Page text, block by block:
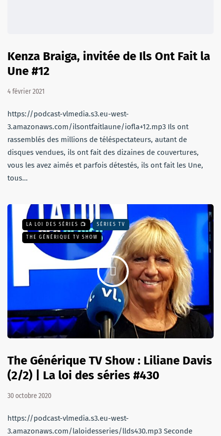
Kenza Braiga, invitée de Ils Ont Fait la
Une #12
4 février 2021
https://podcast-vlmedia.s3.eu-west-
3.amazonaws.com/ilsontfaitlaune/iofla+12.mp3 Ils ont
rassemblés des millions de téléspectateurs, autant de
disques vendues, ils ont fait des dizaines de couvertures,
vous les avez aimés et parfois détestés, ils ont fait les Une,
tous…
LA LOI DES SÉRIES 📺 SÉRIES TV
THE GÉNÉRIQUE TV SHOW
The Générique TV Show : Liliane Davis
(2/2) | La loi des séries #430
30 octobre 2020
https://podcast-vlmedia.s3.eu-west-
3.amazonaws.com/laloidesseries/llds430.mp3 Seconde